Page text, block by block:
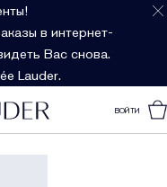
в интернет-
Вас снова.
Lauder.
ВОЙТИ